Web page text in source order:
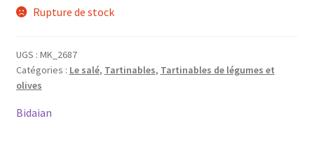
Rupture de stock
UGS : MK_2687
Catégories : Le salé, Tartinables, Tartinables de légumes et
olives
Bidaian